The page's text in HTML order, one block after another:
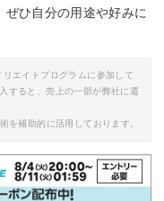
ひ自分の用途や好みに
エイトプログラムに参加して
すると、売上の一部が弊社に還
を補助的に活用しております。